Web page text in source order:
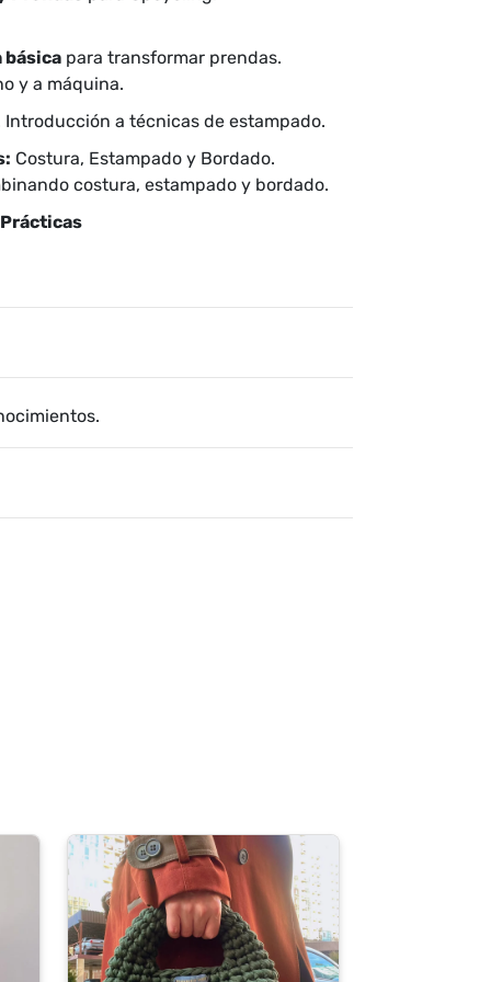
básica para transformar prendas.
y a máquina.
a técnicas de estampado.
Costura, Estampado y Bordado.
costura, estampado y bordado.
Prácticas